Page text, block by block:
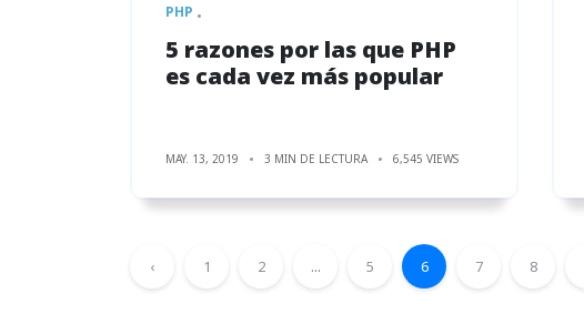
PHP
5 razones por las que PHP
es cada vez más popular
MAY. 13, 2019 3 MIN DE LECTURA 6,545 VIEWS
‹ 1 2 ... 5 6 7 8